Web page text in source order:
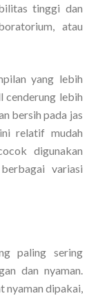
tinggi dan
atau
yang lebih
cenderung lebih
bersih pada jas
relatif mudah
digunakan
variasi
paling sering
dan nyaman.
nyaman dipakai,